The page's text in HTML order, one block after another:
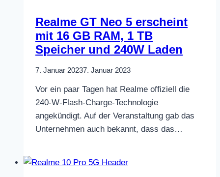
Realme GT Neo 5 erscheint
mit 16 GB RAM, 1 TB
Speicher und 240W Laden
7. Januar 20237. Januar 2023
Vor ein paar Tagen hat Realme offiziell die
240-W-Flash-Charge-Technologie
angekündigt. Auf der Veranstaltung gab das
Unternehmen auch bekannt, dass das…